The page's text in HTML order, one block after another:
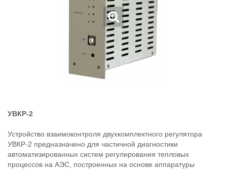
УВКР-2
Устройство взаимоконтроля двухкомплектного регулятора
УВКР-2 предназначено для частичной диагностики
автоматизированных систем регулирования тепловых
процессов на АЭС, построенных на основе аппаратуры